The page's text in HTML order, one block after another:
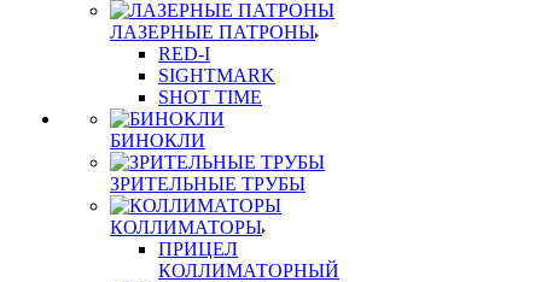
ЛАЗЕРНЫЕ ПАТРОНЫ
RED-I
SIGHTMARK
SHOT TIME
БИНОКЛИ
ЗРИТЕЛЬНЫЕ ТРУБЫ
КОЛЛИМАТОРЫ
ПРИЦЕЛ
КОЛЛИМАТОРНЫЙ